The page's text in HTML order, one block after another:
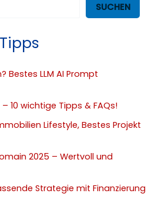
SUCHEN
Bestes LLM AI Prompt
10 wichtige Tipps & FAQs!
Lifestyle, Bestes Projekt
2025 – Wertvoll und
Strategie mit Finanzierung